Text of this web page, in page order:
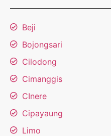
Beji
Bojongsari
Cilodong
Cimanggis
CInere
Cipayaung
Limo